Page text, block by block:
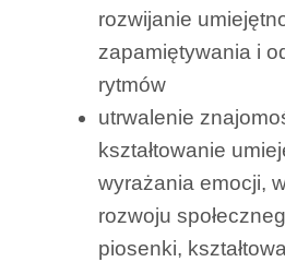
rozwijanie
zapamiętywania i
rytmów
utrwalenie
kształtowanie
wyrażania emocji,
rozwoju
piosenki,